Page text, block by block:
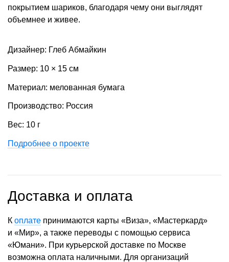
покрытием шариков, благодаря чему они выглядят
объемнее и живее.
Дизайнер: Глеб Абмайкин
Размер: 10 × 15 см
Материал: мелованная бумага
Производство: Россия
Вес: 10 г
Подробнее о проекте
Доставка и оплата
К оплате принимаются карты «Виза», «Мастеркард»
и «Мир», а также переводы с помощью сервиса
«Юмани». При курьерской доставке по Москве
возможна оплата наличными. Для организаций